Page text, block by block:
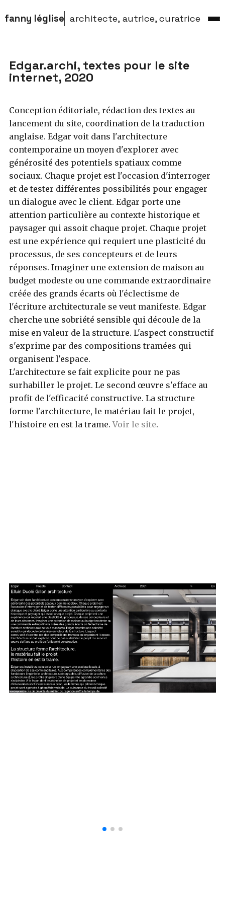
fanny léglise architecte, autrice, curatrice
Edgar.archi, textes pour le site
internet, 2020
Conception éditoriale, rédaction des textes au
lancement du site, coordination de la traduction
anglaise. Edgar voit dans l'architecture
contemporaine un moyen d'explorer avec
générosité des potentiels spatiaux comme
sociaux. Chaque projet est l'occasion d'interroger
et de tester différentes possibilités pour engager
un dialogue avec le client. Edgar porte une
attention particulière au contexte historique et
paysager qui assoit chaque projet. Chaque projet
est une expérience qui requiert une plasticité du
processus, de ses concepteurs et de leurs
réponses. Imaginer une extension de maison au
budget modeste ou une commande extraordinaire
créée des grands écarts où l'éclectisme de
l'écriture architecturale se veut manifeste. Edgar
cherche une sobriété sensible qui découle de la
mise en valeur de la structure. L'aspect constructif
s'exprime par des compositions tramées qui
organisent l'espace.
L'architecture se fait explicite pour ne pas
surhabiller le projet. Le second œuvre s'efface au
profit de l'efficacité constructive. La structure
forme l'architecture, le matériau fait le projet,
l'histoire en est la trame.Voir le site.